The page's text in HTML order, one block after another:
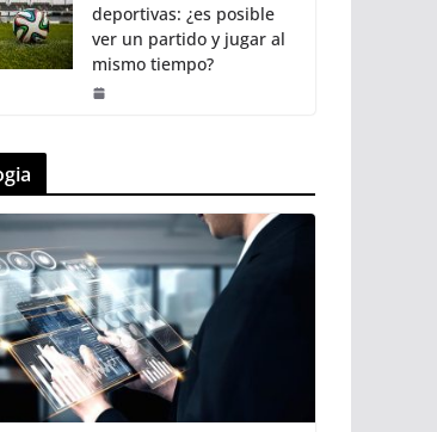
deportivas: ¿es posible
ver un partido y jugar al
mismo tiempo?